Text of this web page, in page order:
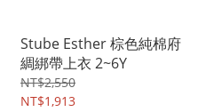
Stube Esther 棕色純棉府
綢綁帶上衣 2~6Y
NT$2,550
NT$1,913